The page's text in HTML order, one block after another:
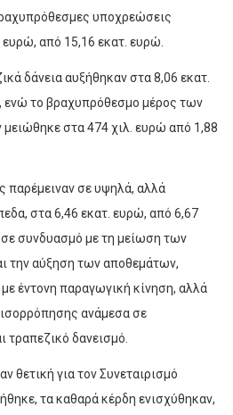
υποχρεώσεις
από 15,16 εκατ. ευρώ.
δάνεια αυξήθηκαν στα 8,06 εκατ.
ενώ το βραχυπρόθεσμο μέρος των
στα 474 χιλ. ευρώ από 1,88
παρέμειναν σε υψηλά, αλλά
στα 6,46 εκατ. ευρώ, από 6,67
συνδυασμό με τη μείωση των
την αύξηση των αποθεμάτων,
με έντονη παραγωγική κίνηση, αλλά
ανάμεσα σε
τραπεζικό δανεισμό.
θετική για τον Συνεταιρισμό
τα καθαρά κέρδη ενισχύθηκαν,